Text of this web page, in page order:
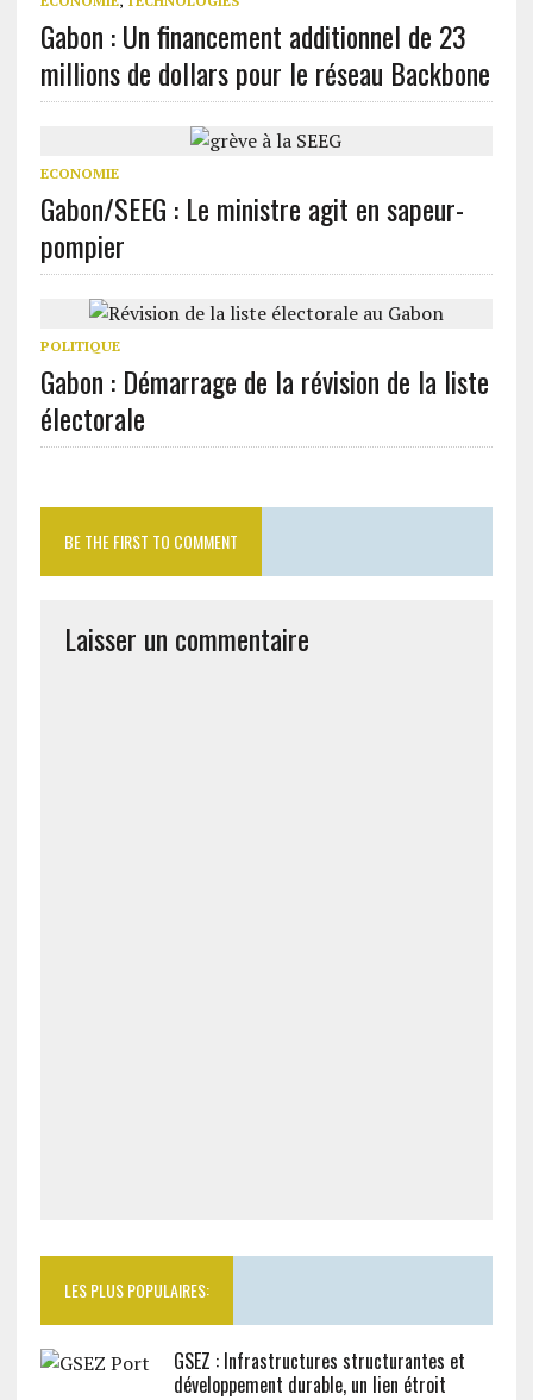
Gabon : Un financement additionnel de 23
millions de dollars pour le réseau Backbone
ECONOMIE
Gabon/SEEG : Le ministre agit en sapeur-
pompier
POLITIQUE
Gabon : Démarrage de la révision de la liste
électorale
BE THE FIRST TO COMMENT
Laisser un commentaire
LES PLUS POPULAIRES:
GSEZ : Infrastructures structurantes et
développement durable, un lien étroit